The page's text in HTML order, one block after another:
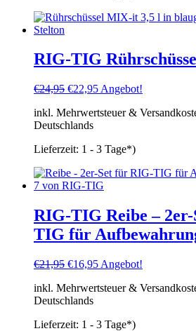
RIG-TIG
€24,95 Ursprünglicher
war:
€24,95
€22,95Aktueller
ist:
Angebot!
inkl. Mehrwertsteuer &
Deutschlands
Lieferzeit: 1 - 3 Tage*)
RIG-TIG Reibe –
TIG für
€21,95 Ursprünglicher
war:
€21,95
€16,95Aktueller
ist:
Angebot!
inkl. Mehrwertsteuer &
Deutschlands
Lieferzeit: 1 - 3 Tage*)